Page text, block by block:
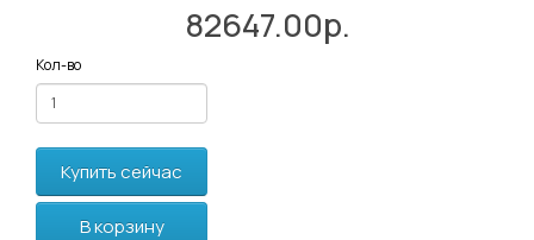
82647.00р.
Кол-во
Купить сейчас
В корзину